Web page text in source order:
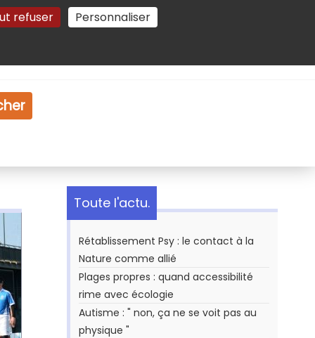
refuser Personnaliser
Gestion des cookies
Toute l'actu.
Rétablissement Psy : le contact à la
Nature comme allié
Plages propres : quand accessibilité
rime avec écologie
Autisme : " non, ça ne se voit pas au
physique "